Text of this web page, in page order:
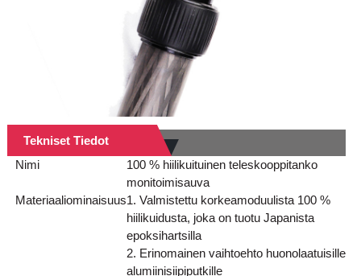
Tekniset Tiedot
Nimi
100 % hiilikuituinen teleskooppitanko
monitoimisauva
Materiaaliominaisuus1. Valmistettu korkeamoduulista 100 %
hiilikuidusta, joka on tuotu Japanista
epoksihartsilla
2. Erinomainen vaihtoehto huonolaatuisille
alumiinisiipiputkille